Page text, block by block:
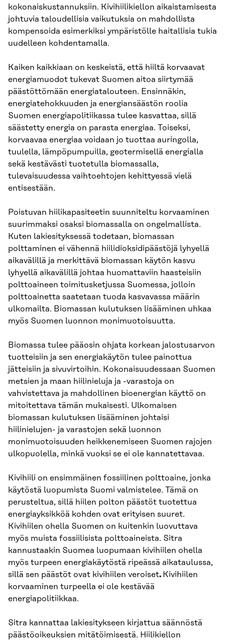
kokonaiskustannuksiin. Kivihiilikiellon aikaistamisesta
johtuvia taloudellisia vaikutuksia on mahdollista
kompensoida esimerkiksi ympäristölle haitallisia tukia
uudelleen kohdentamalla.
Kaiken kaikkiaan on keskeistä, että hiiltä korvaavat
energiamuodot tukevat Suomen aitoa siirtymää
päästöttömään energiatalouteen. Ensinnäkin,
energiatehokkuuden ja energiansäästön roolia
Suomen energiapolitiikassa tulee kasvattaa, sillä
säästetty energia on parasta energiaa. Toiseksi,
korvaavaa energiaa voidaan jo tuottaa auringolla,
tuulella, lämpöpumpuilla, geotermisellä energialla
sekä kestävästi tuotetulla biomassalla,
tulevaisuudessa vaihtoehtojen kehittyessä vielä
entisestään.
Poistuvan hiilikapasiteetin suunniteltu korvaaminen
suurimmaksi osaksi biomassalla on ongelmallista.
Kuten lakiesityksessä todetaan, biomassan
polttaminen ei vähennä hiilidioksidipäästöjä lyhyellä
aikavälillä ja merkittävä biomassan käytön kasvu
lyhyellä aikavälillä johtaa huomattaviin haasteisiin
polttoaineen toimitusketjussa Suomessa, jolloin
polttoainetta saatetaan tuoda kasvavassa määrin
ulkomailta. Biomassan kulutuksen lisääminen uhkaa
myös Suomen luonnon monimuotoisuutta.
Biomassa tulee pääosin ohjata korkean jalostusarvon
tuotteisiin ja sen energiakäytön tulee painottua
jätteisiin ja sivuvirtoihin. Kokonaisuudessaan Suomen
metsien ja maan hiilinieluja ja -varastoja on
vahvistettava ja mahdollinen bioenergian käyttö on
mitoitettava tämän mukaisesti. Ulkomaisen
biomassan kulutuksen lisääminen johtaisi
hiilinielujen- ja varastojen sekä luonnon
monimuotoisuuden heikkenemiseen Suomen rajojen
ulkopuolella, minkä vuoksi se ei ole kannatettavaa.
Kivihiili on ensimmäinen fossiilinen polttoaine, jonka
käytöstä luopumista Suomi valmistelee. Tämä on
perusteltua, sillä hiilen polton päästöt tuotettua
energiayksikköä kohden ovat erityisen suuret.
Kivihiilen ohella Suomen on kuitenkin luovuttava
myös muista fossiilisista polttoaineista. Sitra
kannustaakin Suomea luopumaan kivihiilen ohella
myös turpeen energiakäytöstä ripeässä aikataulussa,
sillä sen päästöt ovat kivihiilen veroiset. Kivihiilen
korvaaminen turpeella ei ole kestävää
energiapolitiikkaa.
Sitra kannattaa lakiesitykseen kirjattua säännöstä
päästöoikeuksien mitätöimisestä. Hiilikiellon